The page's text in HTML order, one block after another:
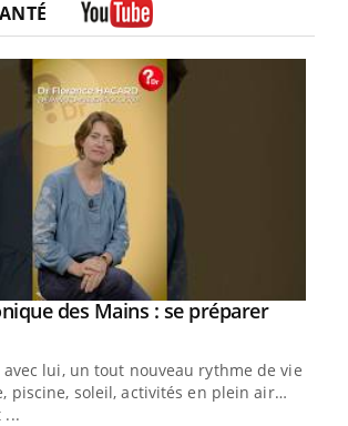
des Mains : se préparer
lui, un tout nouveau rythme de vie !
piscine, soleil, activités en plein air…
...